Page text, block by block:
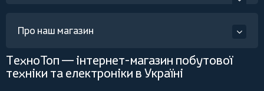
Про наш магазин
ТехноТоп — інтернет-магазин побутової
техніки та електроніки в Україні